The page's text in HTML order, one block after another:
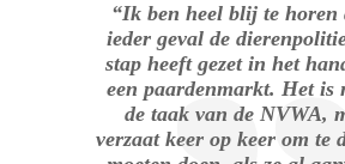
“Ik ben heel blij te horen
ieder geval de
stap heeft gezet in het
een paardenmarkt. Het
de taak van de NVWA,
verzaat keer op keer om te